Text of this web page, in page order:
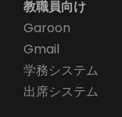
教職員向け
Garoon
Gmail
学務システム
出席システム